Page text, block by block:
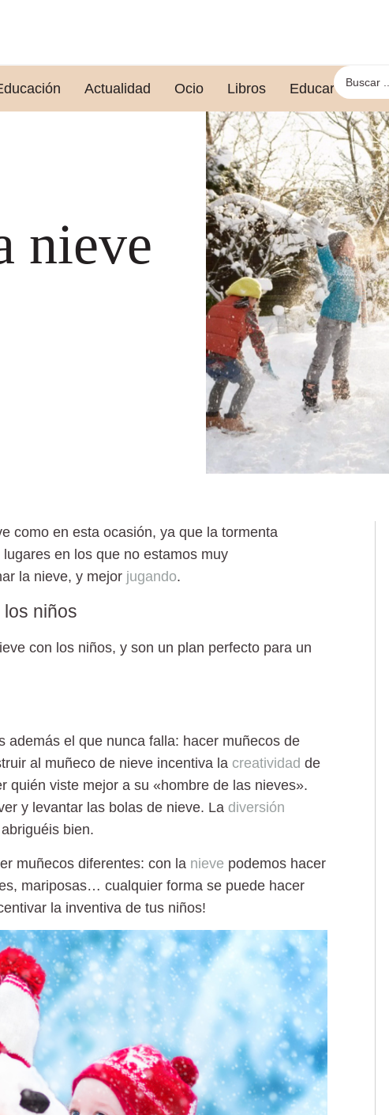
Actualidad Ocio Libros Educar leyendo
nieve
como en esta ocasión, ya que la tormenta
en los que no estamos muy
la nieve, y mejor jugando.
niños
con los niños, y son un plan perfecto para un
además el que nunca falla: hacer muñecos de
al muñeco de nieve incentiva la creatividad de
quién viste mejor a su «hombre de las nieves».
y levantar las bolas de nieve. La diversión
bien.
muñecos diferentes: con la nieve podemos hacer
mariposas… cualquier forma se puede hacer
la inventiva de tus niños!